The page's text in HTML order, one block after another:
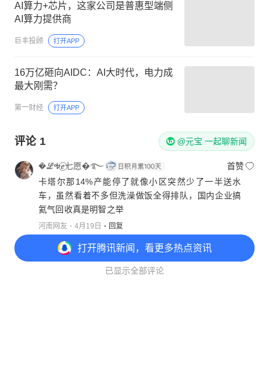
打开腾讯新闻，看更多热点资讯
AI算力+芯片，这家公司是普惠型端侧
AI算力提供商
巨丰投顾 打开APP
16万亿砸向AIDC：AI大时代，电力成
最大刚需？
第一财经 打开APP
评论 1 @元宝 一起聊新闻
�ℒᎭℯ⃝七愿�࿐
首赞
卡塔尔那14%产能停了就像小区突然少了一半送水
车，虽然看着不多但洗澡做饭全得排队，国内企业搞
氦气回收真是明智之举
河南网友 4月19日 回复
已显示全部评论